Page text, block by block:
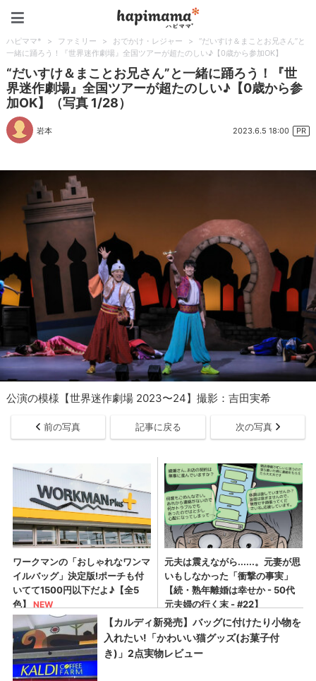
ハピママ* > ファミリー > おでかけ・レジャー >
“だいすけ＆まことお兄さん”と
一緒に踊ろう！『世界迷作劇場』全国ツアーが超たのしい♪【0歳から参加OK】
“だいすけ＆まことお兄さん”と一緒に踊ろう！『世
界迷作劇場』全国ツアーが超たのしい♪【0歳から参
加OK】（写真 1/28）
岩本 2023.6.5 18:00 PR
公演の模様【世界迷作劇場 2023〜24】撮影：吉田実希
前の写真 記事に戻る 次の写真